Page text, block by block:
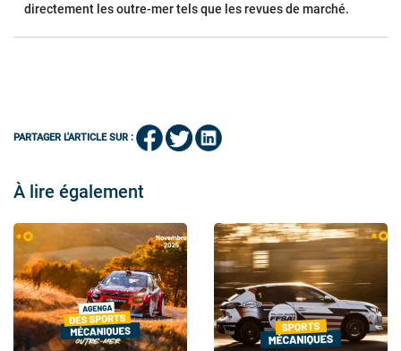
directement les outre-mer tels que les revues de marché.
PARTAGER L'ARTICLE SUR :
À lire également